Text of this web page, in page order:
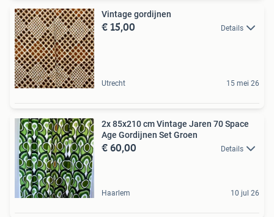
Vintage gordijnen
€ 15,00 Details
Utrecht 15 mei 26
2x 85x210 cm Vintage Jaren 70 Space
Age Gordijnen Set Groen
€ 60,00 Details
Haarlem 10 jul 26